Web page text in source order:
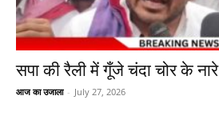
सपा की रैली में गूँजे चंदा चोर के नारे
आज का उजाला - July 27, 2026